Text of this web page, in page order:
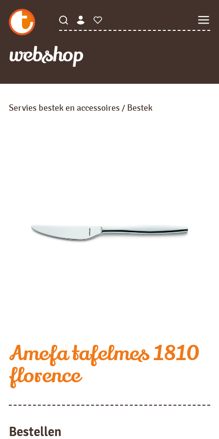
webshop
Servies bestek en accessoires / Bestek
Amefa tafelmes 1810
florence
Bestellen